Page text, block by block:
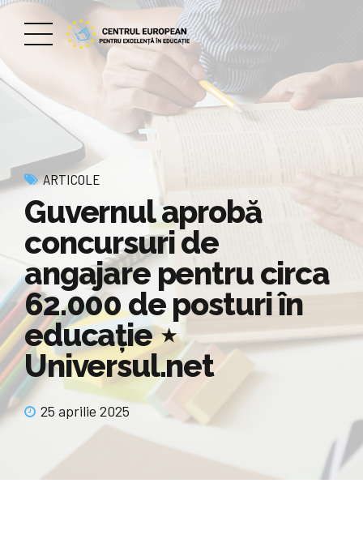
ARTICOLE
Guvernul aprobă
concursuri de
angajare pentru circa
62.000 de posturi în
educaţie ⋆
Universul.net
25 aprilie 2025